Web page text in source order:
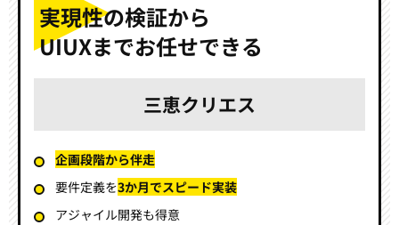
実現性の検証から
UIUXまでお任せできる
三恵クリエス
企画段階から伴走
要件定義を3か月でスピード実装
アジャイル開発も得意